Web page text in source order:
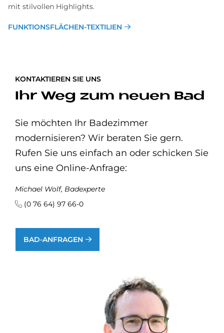
mit stilvollen Highlights.
FUNK­TI­ONS­FLÄ­CHEN-TEX­TI­LI­EN
KONTAKTIEREN SIE UNS
Ihr Weg zum neuen Bad
Sie möchten Ihr Badezimmer
modernisieren? Wir beraten Sie gern.
Rufen Sie uns einfach an oder schicken Sie
uns eine Online-Anfrage:
Michael Wolf, Badexperte
(0 76 64) 97 66-0
BAD-ANFRAGEN